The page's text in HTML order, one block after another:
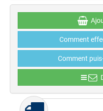
Comment
Comment